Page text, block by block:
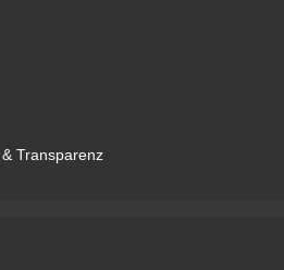
Transparenz